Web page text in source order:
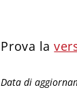
Prova la
Data di